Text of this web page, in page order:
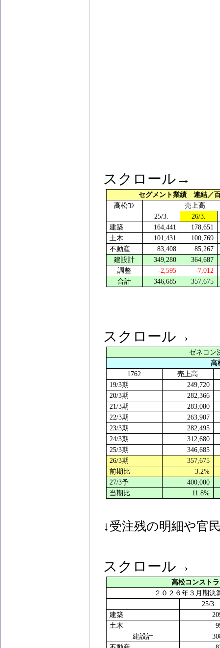
スクロール→
セグメント業績 連結／
高松ｺﾝ
売上高
25/3.
26/3.
建築
164,441
178,651
土木
101,431
100,769
不動産
83,408
85,267
建設計
349,280
364,687
調整
-2,595
-7,012
合計
346,685 357,675
スクロール→
ゼネコ
高
1762
売上高
19/3期
249,720
20/3期
282,366
21/3期
283,080
22/3期
263,907
23/3期
282,495
24/3期
312,680
25/3期
346,685
26/3期
357,675
前期比
3.2%
27/3予
400,000
当期比
11.8%
↓受注残の明細や官
スクロール→
高松コンスト
２０２６年３月期
25/3.
建築
土木
建設計